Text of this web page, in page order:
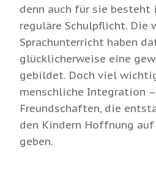
denn auch für sie besteht
reguläre Schulpflicht. Die
Sprachunterricht haben
glücklicherweise eine
gebildet. Doch viel
menschliche Integration
Freundschaften, die
den Kindern Hoffnung
geben.